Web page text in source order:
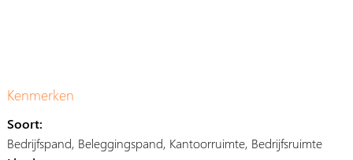
Kenmerken
Soort:
Bedrijfspand, Beleggingspand, Kantoorruimte, Bedrijfsruimte